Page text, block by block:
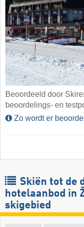
Beoordeeld door
beoordelings- en
Zo wordt er
Skiën tot de
hotelaanbod in
skigebied